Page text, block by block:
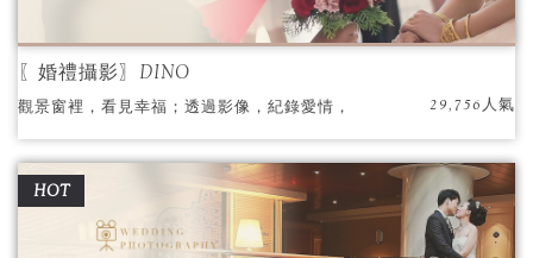
〖婚禮攝影〗DINO
觀景窗裡，看見幸福；透過影像，紀錄愛情，
29,756人氣
HOT